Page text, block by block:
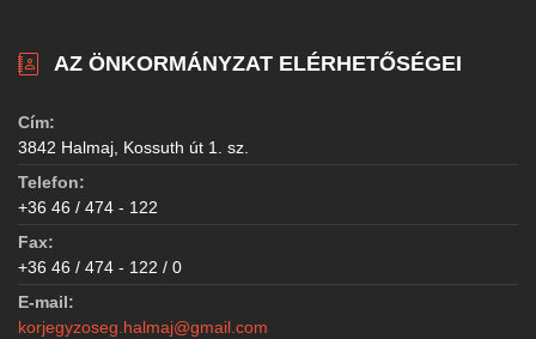
AZ ÖNKORMÁNYZAT ELÉRHETŐSÉGEI
Cím:
3842 Halmaj, Kossuth út 1. sz.
Telefon:
+36 46 / 474 - 122
Fax:
+36 46 / 474 - 122 / 0
E-mail:
korjegyzoseg.halmaj@gmail.com